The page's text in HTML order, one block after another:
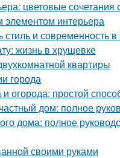
цветовые сочетания
элементом интерьера
и современность
жизнь в хрущевке
квартиры
города
огорода: простой
дом: полное
дома: полное
своими руками